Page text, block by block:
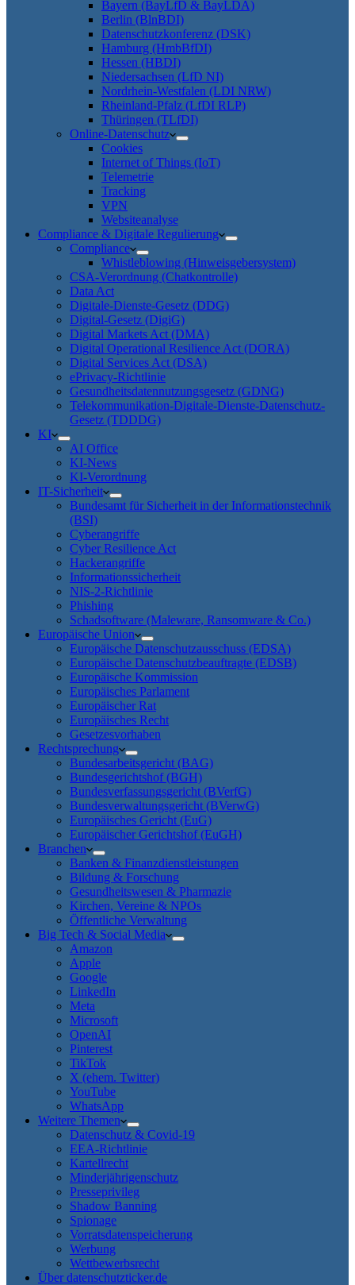
Bayern (BayLfD & BayLDA)
Berlin (BlnBDI)
Datenschutzkonferenz (DSK)
Hamburg (HmbBfDI)
Hessen (HBDI)
Niedersachsen (LfD NI)
Nordrhein-Westfalen (LDI NRW)
Rheinland-Pfalz (LfDI RLP)
Thüringen (TLfDI)
Online-Datenschutz
Cookies
Internet of Things (IoT)
Telemetrie
Tracking
VPN
Websiteanalyse
Compliance & Digitale Regulierung
Compliance
Whistleblowing (Hinweisgebersystem)
CSA-Verordnung (Chatkontrolle)
Data Act
Digitale-Dienste-Gesetz (DDG)
Digital-Gesetz (DigiG)
Digital Markets Act (DMA)
Digital Operational Resilience Act (DORA)
Digital Services Act (DSA)
ePrivacy-Richtlinie
Gesundheitsdatennutzungsgesetz (GDNG)
Telekommunikation-Digitale-Dienste-Datenschutz-
Gesetz (TDDDG)
KI
AI Office
KI-News
KI-Verordnung
IT-Sicherheit
Bundesamt für Sicherheit in der Informationstechnik
(BSI)
Cyberangriffe
Cyber Resilience Act
Hackerangriffe
Informationssicherheit
NIS-2-Richtlinie
Phishing
Schadsoftware (Maleware, Ransomware & Co.)
Europäische Union
Europäische Datenschutzausschuss (EDSA)
Europäische Datenschutzbeauftragte (EDSB)
Europäische Kommission
Europäisches Parlament
Europäischer Rat
Europäisches Recht
Gesetzesvorhaben
Rechtsprechung
Bundesarbeitsgericht (BAG)
Bundesgerichtshof (BGH)
Bundesverfassungsgericht (BVerfG)
Bundesverwaltungsgericht (BVerwG)
Europäisches Gericht (EuG)
Europäischer Gerichtshof (EuGH)
Branchen
Banken & Finanzdienstleistungen
Bildung & Forschung
Gesundheitswesen & Pharmazie
Kirchen, Vereine & NPOs
Öffentliche Verwaltung
Big Tech & Social Media
Amazon
Apple
Google
LinkedIn
Meta
Microsoft
OpenAI
Pinterest
TikTok
X (ehem. Twitter)
YouTube
WhatsApp
Weitere Themen
Datenschutz & Covid-19
EEA-Richtlinie
Kartellrecht
Minderjährigenschutz
Presseprivileg
Shadow Banning
Spionage
Vorratsdatenspeicherung
Werbung
Wettbewerbsrecht
Über datenschutzticker.de